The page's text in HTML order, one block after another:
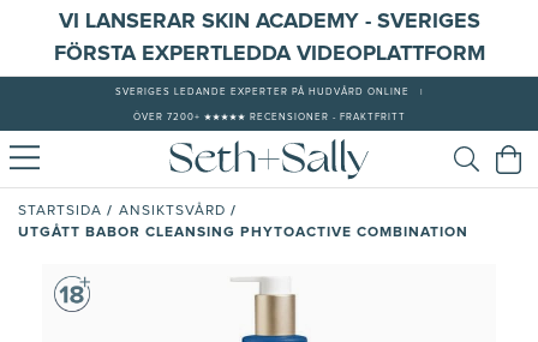
VI LANSERAR SKIN ACADEMY - SVERIGES
FÖRSTA EXPERTLEDDA VIDEOPLATTFORM
SVERIGES LEDANDE EXPERTER PÅ HUDVÅRD ONLINE
ÖVER 7200+ ★★★★★ RECENSIONER - FRAKTFRITT
STARTSIDA / ANSIKTSVÅRD /
UTGÅTT BABOR CLEANSING PHYTOACTIVE COMBINATION